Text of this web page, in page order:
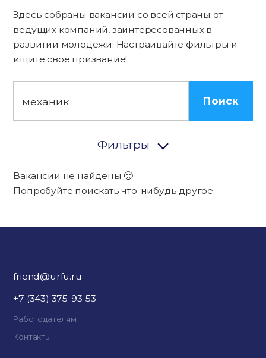
Здесь собраны вакансии со всей страны от
ведущих компаний, заинтересованных в
развитии молодежи. Настраивайте фильтры и
ищите свое призвание!
Поиск
Фильтры
Вакансии не найдены 🙁
Попробуйте поискать что-нибудь другое.
friend@urfu.ru
+7 (343) 375-93-53
Работодателям
Контакты